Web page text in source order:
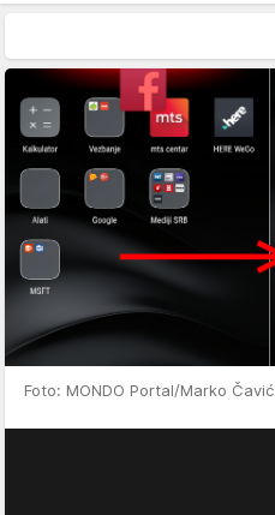
Foto: MONDO Portal/Marko Čavić